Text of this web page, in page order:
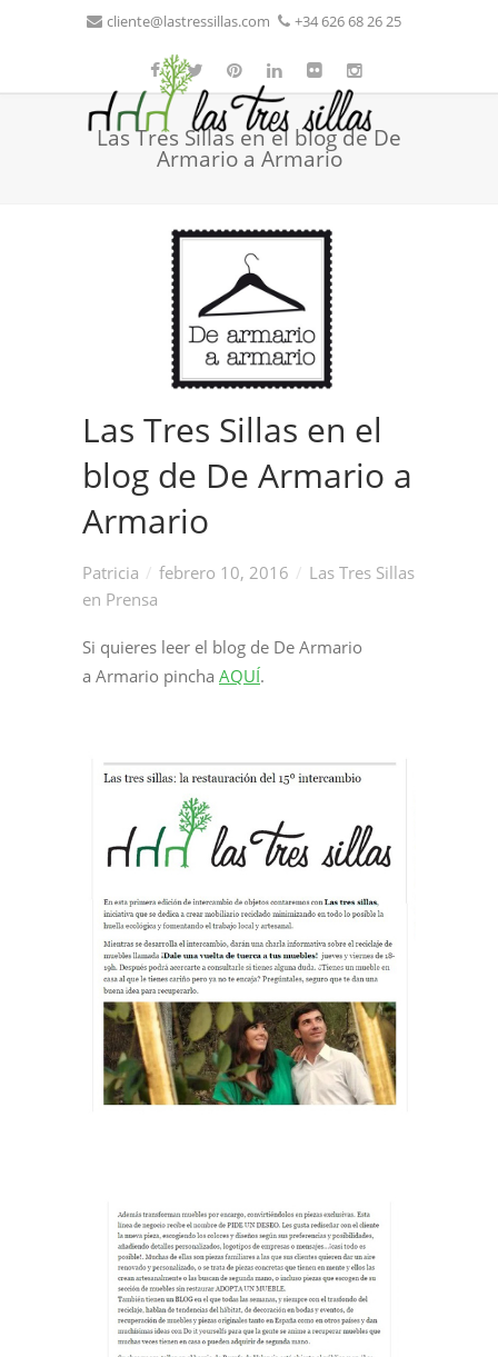
cliente@lastressillas.com +34 626 68 26 25
Las Tres Sillas en el blog de De
Armario a Armario
Las Tres Sillas en el
blog de De Armario a
Armario
Patricia febrero 10, 2016
Las Tres Sillas
en Prensa
Si quieres leer el blog de De Armario
a Armario pincha AQUÍ.